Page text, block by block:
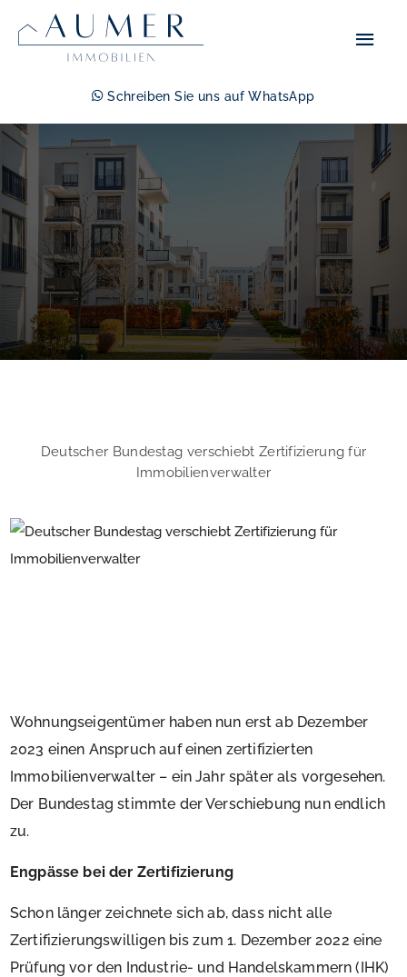
Schreiben Sie uns auf WhatsApp
Deutscher Bundestag verschiebt Zertifizierung für
Immobilienverwalter
Wohnungseigentümer haben nun erst ab Dezember
2023 einen Anspruch auf einen zertifizierten
Immobilienverwalter – ein Jahr später als vorgesehen.
Der Bundestag stimmte der Verschiebung nun endlich
zu.
Engpässe bei der Zertifizierung
Schon länger zeichnete sich ab, dass nicht alle
Zertifizierungswilligen bis zum 1. Dezember 2022 eine
Prüfung vor den Industrie- und Handelskammern (IHK)